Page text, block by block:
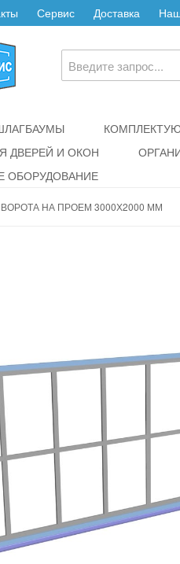
Сервис Доставка
ДВЕРЕЙ И ОКОН
ОБОРУДОВАНИЕ
НА ПРОЕМ 3000Х2000 ММ